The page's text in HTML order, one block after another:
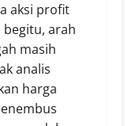
aksi profit
begitu, arah
masih
analis
harga